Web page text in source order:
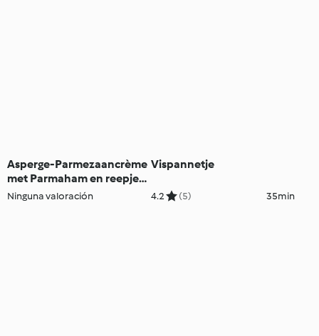
Asperge-Parmezaancrème
met Parmaham en reepjes
Groene Asperges
Ninguna valoración
Vispannetje
4.2 (5) 35min